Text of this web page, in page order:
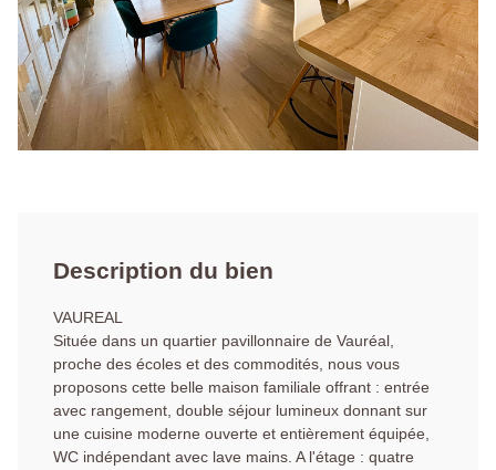
Description du bien
VAUREAL
Située dans un quartier pavillonnaire de Vauréal,
proche des écoles et des commodités, nous vous
proposons cette belle maison familiale offrant : entrée
avec rangement, double séjour lumineux donnant sur
une cuisine moderne ouverte et entièrement équipée,
WC indépendant avec lave mains. A l'étage : quatre